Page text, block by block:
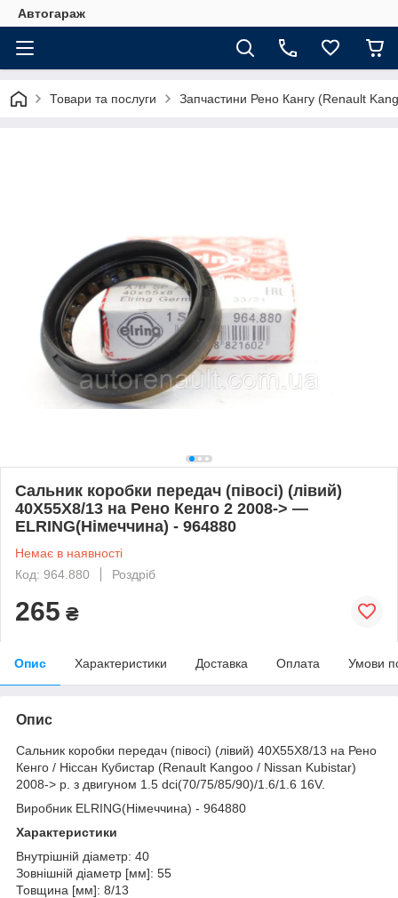
Автогараж
Товари та послуги Запчастини Рено Кангу (Renault
Сальник коробки передач (півосі) (лівий)
40X55X8/13 на Рено Кенго 2 2008-> —
ELRING(Німеччина) - 964880
Немає в наявності
Код: 964.880
Роздріб
265 ₴
Опис Характеристики Доставка Оплата Умови
Опис
Сальник коробки передач (півосі) (лівий) 40X55X8/13 на Рено
Кенго / Ніссан Кубистар (Renault Kangoo / Nissan Kubistar)
2008-> р. з двигуном 1.5 dci(70/75/85/90)/1.6/1.6 16V.
Виробник ELRING(Німеччина) - 964880
Характеристики
Внутрішній діаметр: 40
Зовнішній діаметр [мм]: 55
Товщина [мм]: 8/13